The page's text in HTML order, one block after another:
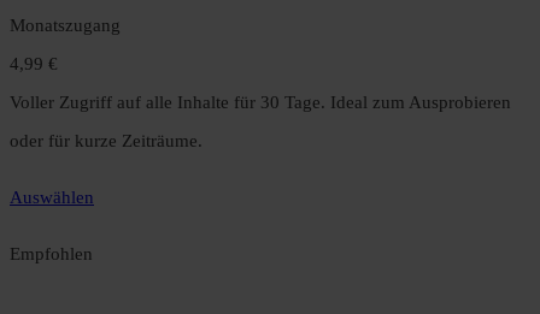
Monatszugang
4,99 €
Voller Zugriff auf alle Inhalte für 30 Tage. Ideal zum Ausprobieren
oder für kurze Zeiträume.
Auswählen
Empfohlen